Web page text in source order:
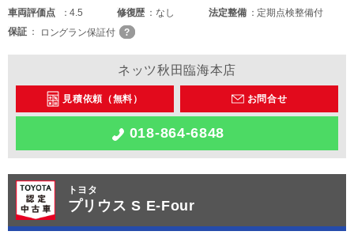
車両評価点 4.5 修復歴 なし 法定整備
定期点検整備付
保証
ロングラン保証付
ネッツ秋田臨海本店
見積依頼（無料） お問合せ
018-864-6848
トヨタ
プリウス S E-Four